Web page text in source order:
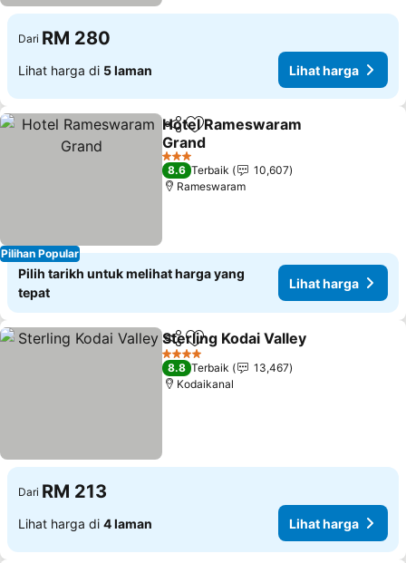
Dari RM 280
Lihat harga di 5 laman Lihat harga
Pilihan Popular
KongsiTambah ke favorit
Hotel Rameswaram
Grand
Lihat harga
3 Bintang
8.6 Terbaik
10,607
Rameswaram
Pilih tarikh untuk melihat harga yang
tepat
Lihat harga
KongsiTambah ke favorit
Sterling Kodai Valley
4 Bintang
8.8 Terbaik
13,467
Kodaikanal
Dari RM 213
Lihat harga di 4 laman Lihat harga